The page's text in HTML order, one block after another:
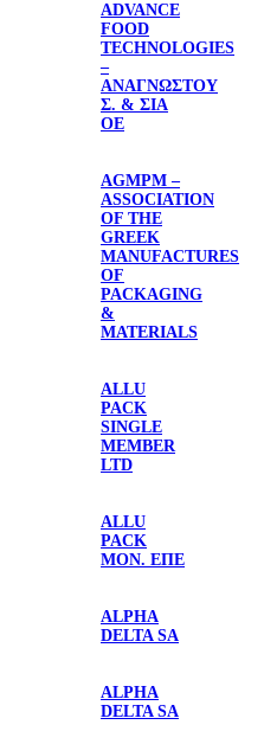
ADVANCE
FOOD
TECHNOLOGIES
–
ΑΝΑΓΝΩΣΤΟΥ
Σ. & ΣΙΑ
ΟΕ
AGMPM –
ASSOCIATION
OF THE
GREEK
MANUFACTURES
OF
PACKAGING
&
MATERIALS
ALLU
PACK
SINGLE
MEMBER
LTD
ALLU
PACK
ΜΟΝ. ΕΠΕ
ALPHA
DELTA SA
ALPHA
DELTA SA